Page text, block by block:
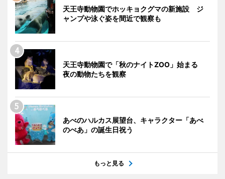
天王寺動物園でホッキョクグマの新施設 ジ
ャンプや泳ぐ姿を間近で観察も
天王寺動物園で「秋のナイトZOO」始まる
夜の動物たちを観察
あべのハルカス展望台、キャラクター「あべ
のべあ」の誕生日祝う
もっと見る